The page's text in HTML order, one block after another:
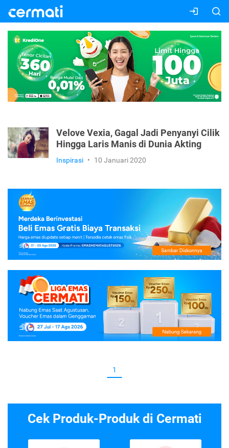
Velove Vexia, Gagal Jadi Penyanyi Cilik
Hingga Laris Manis di Dunia Akting
Inspirasi • 10 Januari 2020
1
Cek Produk-Produk di Cermati